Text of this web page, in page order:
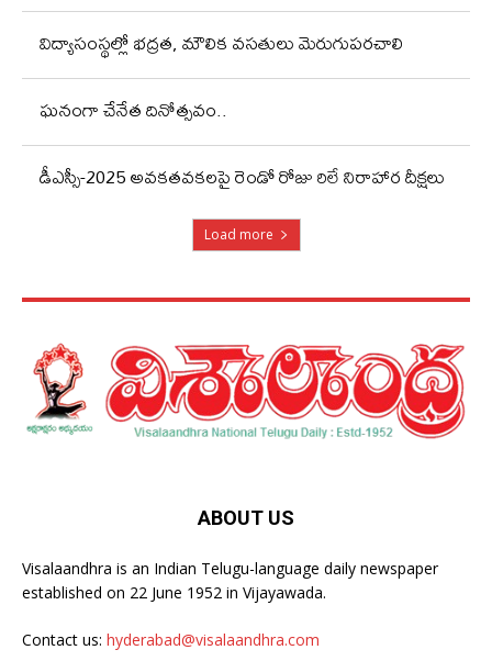
విద్యాసంస్థల్లో భద్రత, మౌలిక వసతులు మెరుగుపరచాలి
ఘనంగా చేనేత దినోత్సవం..
డీఎస్సీ-2025 అవకతవకలపై రెండో రోజు రిలే నిరాహార దీక్షలు
Load more
ABOUT US
Visalaandhra is an Indian Telugu-language daily newspaper
established on 22 June 1952 in Vijayawada.
Contact us: hyderabad@visalaandhra.com